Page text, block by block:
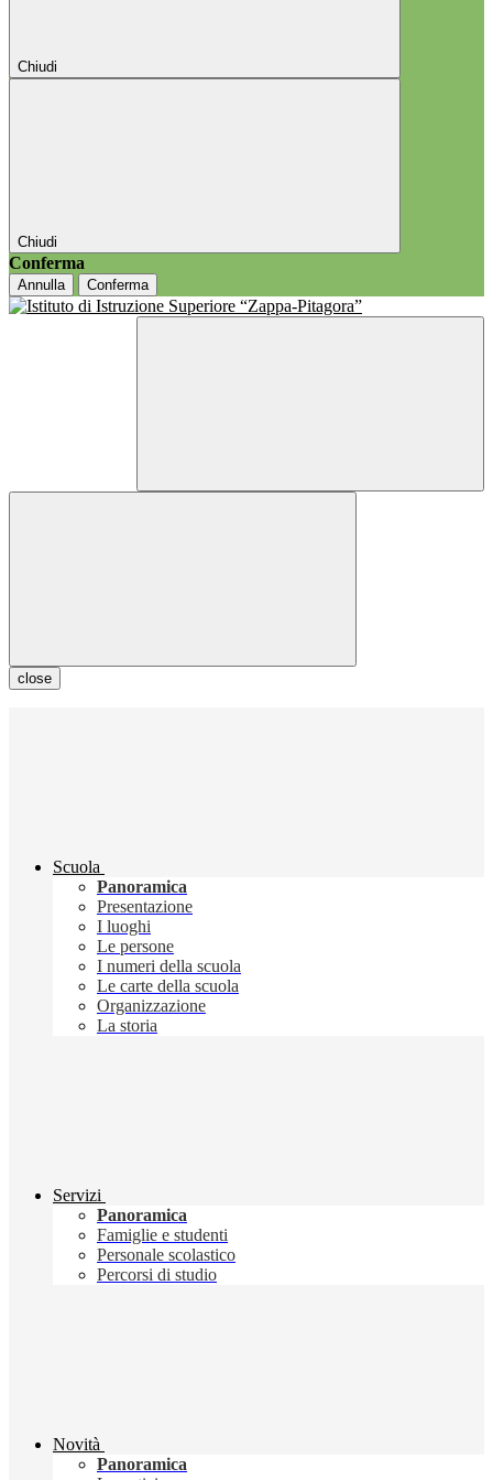
Chiudi
Chiudi
Conferma
Annulla Conferma
close
Scuola
Panoramica
Presentazione
I luoghi
Le persone
I numeri della scuola
Le carte della scuola
Organizzazione
La storia
Servizi
Panoramica
Famiglie e studenti
Personale scolastico
Percorsi di studio
Novità
Panoramica